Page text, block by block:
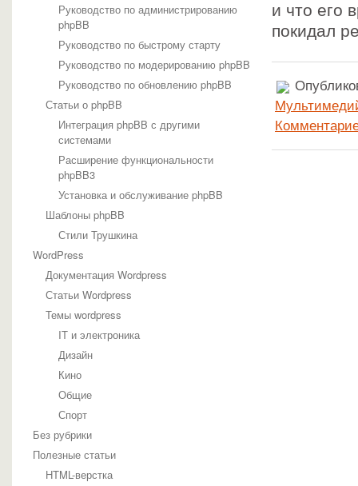
Руководство по администрированию
phpBB
Руководство по быстрому старту
Руководство по модерированию phpBB
Руководство по обновлению phpBB
Статьи о phpBB
Интеграция phpBB с другими
системами
Расширение функциональности
phpBB3
Установка и обслуживание phpBB
Шаблоны phpBB
Стили Трушкина
WordPress
Документация Wordpress
Статьи Wordpress
Темы wordpress
IT и электроника
Дизайн
Кино
Общие
Спорт
Без рубрики
Полезные статьи
HTML-верстка
и что его
покидал